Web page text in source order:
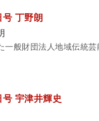
丁野朗
一般財団法人地域伝統
宇津井輝史